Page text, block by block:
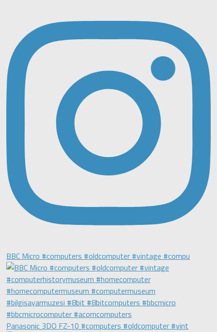
BBC Micro #computers #oldcomputer #vintage #compu
Panasonic 3DO FZ-10 #computers #oldcomputer #vint